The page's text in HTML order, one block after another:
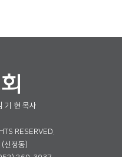
기 현 목사
RESERVED.
신정동)